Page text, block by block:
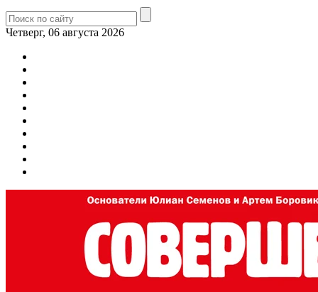
Четверг, 06 августа 2026